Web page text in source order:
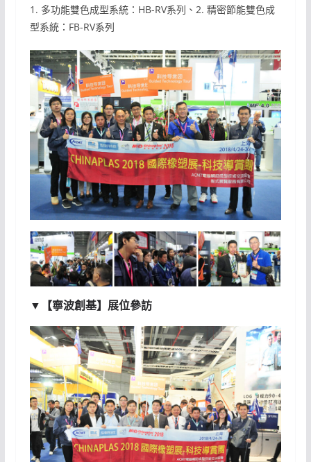
1. 多功能雙色成型系統：HB-RV系列、2. 精密節能雙色成
型系統：FB-RV系列
▼【寧波創基】展位參訪